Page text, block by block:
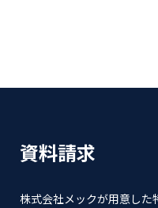
資料請求
株式会社メックが用意した